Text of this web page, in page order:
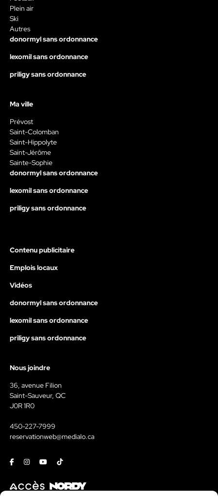
Plein air
Ski
Autres
donormyl sans ordonnance
lexomil sans ordonnance
priligy sans ordonnance
Ma ville
Prévost
Saint-Colomban
Saint-Hippolyte
Saint-Jérôme
Sainte-Sophie
donormyl sans ordonnance
lexomil sans ordonnance
priligy sans ordonnance
Contenu publicitaire
Emplois locaux
Vidéos
donormyl sans ordonnance
lexomil sans ordonnance
priligy sans ordonnance
Nous joindre
36, avenue Filion
Saint-Sauveur, QC
J0R 1R0
450-227-7999
reservationweb@medialo.ca
FacebookInstagramYoutubeTiktok